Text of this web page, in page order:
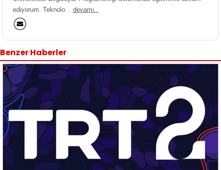
ediyorum. Teknolo .. devamı..
Benzer Haberler